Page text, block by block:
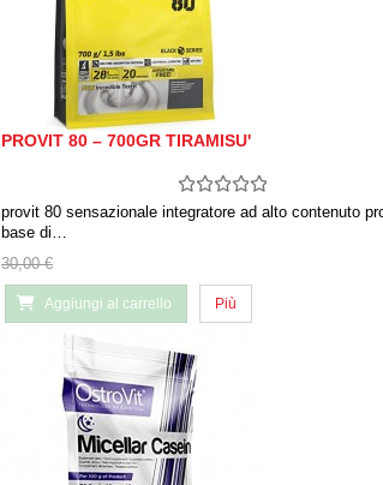
PROVIT 80 – 700GR TIRAMISU'
provit 80 sensazionale integratore ad alto contenuto
base di…
30,00 €
Aggiungi al carrello Più